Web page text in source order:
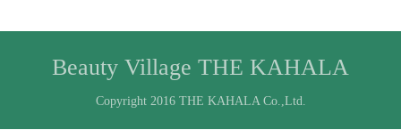
Beauty Village THE KAHALA
Copyright 2016 THE KAHALA Co.,Ltd.